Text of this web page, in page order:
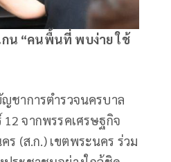
กน “คนพื้นที่ พบง่าย ใช้
ชาการตำรวจนครบาล
จากพรรคเศรษฐกิจ
(ส.ก.) เขตพระนคร ร่วม